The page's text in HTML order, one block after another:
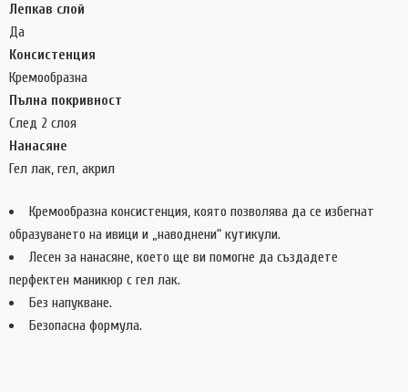
Лепкав слой
Да
Консистенция
Кремообразна
Пълна покривност
След 2 слоя
Нанасяне
Гел лак, гел, акрил
Кремообразна консистенция, която позволява да се избегнат
образуването на ивици и „наводнени“ кутикули.
Лесен за нанасяне, което ще ви помогне да създадете
перфектен маникюр с гел лак.
Без напукване.
Безопасна формула.